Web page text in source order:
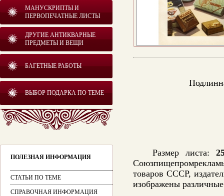
МАНУСКРИПТЫ И
ПЕРВОПЕЧАТНЫЕ ЛИСТЫ
ДРУГИЕ АНТИКВАРНЫЕ
ПРЕДМЕТЫ И ВЕЩИ
БАГЕТНЫЕ РАБОТЫ
ВЫБОР ПОДАРКА ПО ТЕМЕ
ПОЛЕЗНАЯ ИНФОРМАЦИЯ
СТАТЬИ ПО ТЕМЕ
СПРАВОЧНАЯ ИНФОРМАЦИЯ
Размер листа:
товаров СССР,
изображены